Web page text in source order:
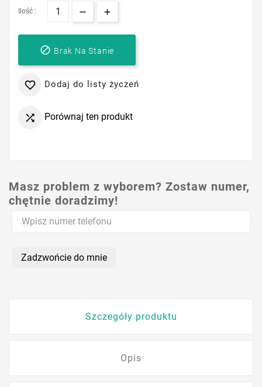
Ilość :
 Brak Na Stanie
 Dodaj do listy życzeń
 Porównaj ten produkt
Masz problem z wyborem? Zostaw numer,
chętnie doradzimy!
Zadzwońcie do mnie
Szczegóły produktu
Opis